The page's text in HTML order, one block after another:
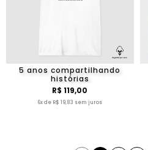
5 anos compartilhando
histórias
R$ 119,00
6x de R$ 19,83 sem juros